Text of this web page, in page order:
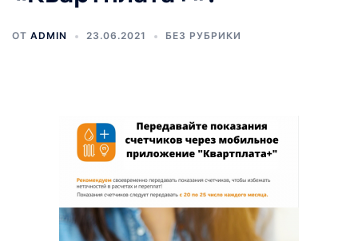
ОТ ADMIN 23.06.2021 БЕЗ РУБРИКИ